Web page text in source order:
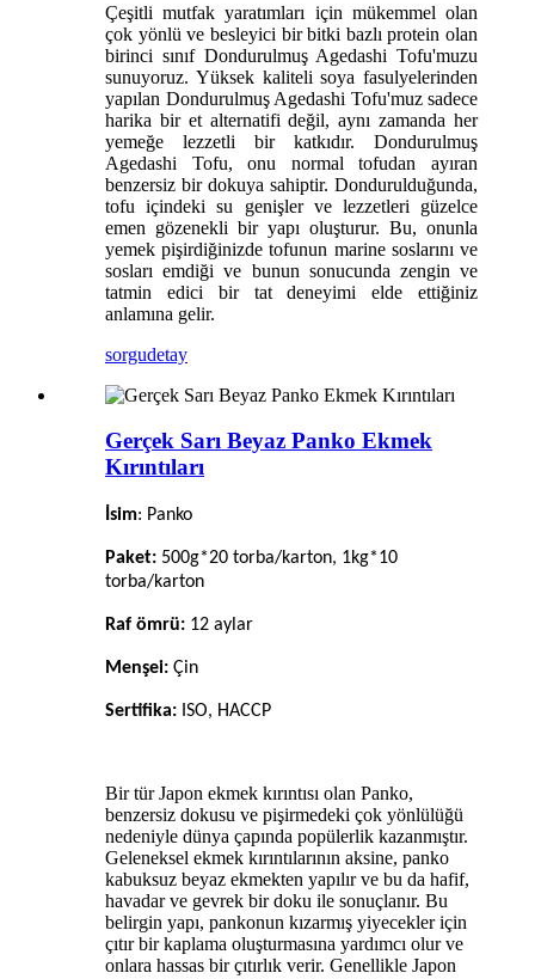
Çeşitli mutfak yaratımları için mükemmel olan
çok yönlü ve besleyici bir bitki bazlı protein olan
birinci sınıf Dondurulmuş Agedashi Tofu'muzu
sunuyoruz. Yüksek kaliteli soya fasulyelerinden
yapılan Dondurulmuş Agedashi Tofu'muz sadece
harika bir et alternatifi değil, aynı zamanda her
yemeğe lezzetli bir katkıdır. Dondurulmuş
Agedashi Tofu, onu normal tofudan ayıran
benzersiz bir dokuya sahiptir. Dondurulduğunda,
tofu içindeki su genişler ve lezzetleri güzelce
emen gözenekli bir yapı oluşturur. Bu, onunla
yemek pişirdiğinizde tofunun marine soslarını ve
sosları emdiği ve bunun sonucunda zengin ve
tatmin edici bir tat deneyimi elde ettiğiniz
anlamına gelir.
sorgudetay
Gerçek Sarı Beyaz Panko Ekmek
Kırıntıları
İsim: Panko
Paket: 500g*20 torba/karton, 1kg*10
torba/karton
Raf ömrü: 12 aylar
Menşei: Çin
Sertifika: ISO, HACCP
Bir tür Japon ekmek kırıntısı olan Panko,
benzersiz dokusu ve pişirmedeki çok yönlülüğü
nedeniyle dünya çapında popülerlik kazanmıştır.
Geleneksel ekmek kırıntılarının aksine, panko
kabuksuz beyaz ekmekten yapılır ve bu da hafif,
havadar ve gevrek bir doku ile sonuçlanır. Bu
belirgin yapı, pankonun kızarmış yiyecekler için
çıtır bir kaplama oluşturmasına yardımcı olur ve
onlara hassas bir çıtırlık verir. Genellikle Japon